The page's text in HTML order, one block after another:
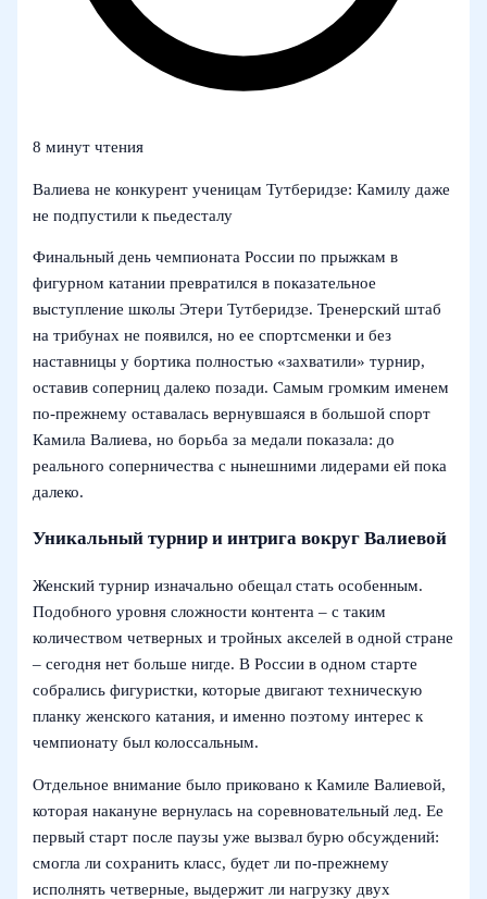
8 минут чтения
Валиева не конкурент ученицам Тутберидзе: Камилу даже
не подпустили к пьедесталу
Финальный день чемпионата России по прыжкам в
фигурном катании превратился в показательное
выступление школы Этери Тутберидзе. Тренерский штаб
на трибунах не появился, но ее спортсменки и без
наставницы у бортика полностью «захватили» турнир,
оставив соперниц далеко позади. Самым громким именем
по-прежнему оставалась вернувшаяся в большой спорт
Камила Валиева, но борьба за медали показала: до
реального соперничества с нынешними лидерами ей пока
далеко.
Уникальный турнир и интрига вокруг Валиевой
Женский турнир изначально обещал стать особенным.
Подобного уровня сложности контента – с таким
количеством четверных и тройных акселей в одной стране
– сегодня нет больше нигде. В России в одном старте
собрались фигуристки, которые двигают техническую
планку женского катания, и именно поэтому интерес к
чемпионату был колоссальным.
Отдельное внимание было приковано к Камиле Валиевой,
которая накануне вернулась на соревновательный лед. Ее
первый старт после паузы уже вызвал бурю обсуждений:
смогла ли сохранить класс, будет ли по‑прежнему
исполнять четверные, выдержит ли нагрузку двух